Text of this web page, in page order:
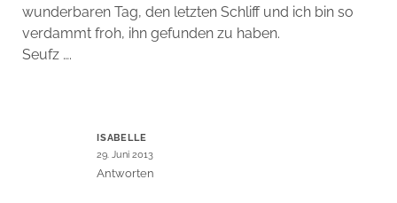
wunderbaren Tag, den letzten Schliff und ich bin so
verdammt froh, ihn gefunden zu haben.
Seufz ….
ISABELLE
29. Juni 2013
Antworten